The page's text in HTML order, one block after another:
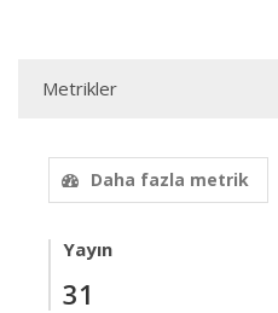
Metrikler
Daha fazla metrik
Yayın
31